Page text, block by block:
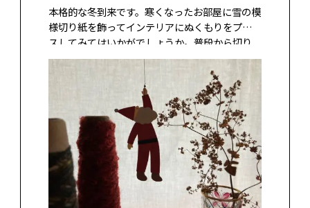
本格的な冬到来です。寒くなったお部屋に雪の模
様切り紙を飾ってインテリアにぬくもりをプラ
スしてみてはいかがでしょうか。普段から切り
紙を楽しむデンマークのクリスマスの様子もあ
わせて、切り紙作家の吉浦亮子さんに紹介してい